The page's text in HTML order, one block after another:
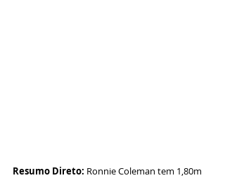
Resumo Direto: Ronnie Coleman tem 1,80m